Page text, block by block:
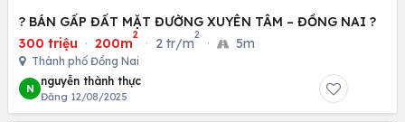
? BÁN GẤP ĐẤT MẶT ĐƯỜNG XUYÊN TÂM – ĐỒNG NAI ?
300 triệu · 200m
2
· 2 tr/m
2
· 5m
Thành phố Đồng Nai
N
nguyễn thành thực
Đăng 12/08/2025